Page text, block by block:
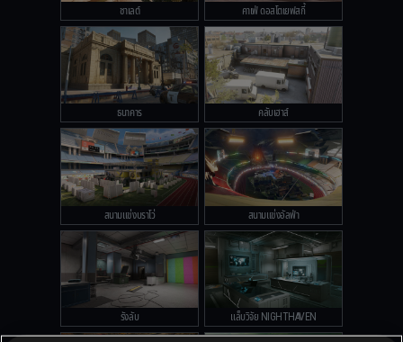
ชาเลต์ คาเฟ่ ดอสโตเยฟสกี้
ธนาคาร คลับเฮาส์
สนามแข่งบราโว่ สนามแข่งอัลฟ่า
รังลับ แล็บวิจัย NIGHTHAVEN